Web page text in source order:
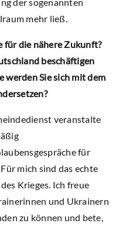
mehr ließ.
für die nähere Zukunft?
beschäftigen
werden Sie sich mit dem
veranstalte
für
mich sind das echte
Krieges. Ich freue
und Ukrainern
zu können und bete,